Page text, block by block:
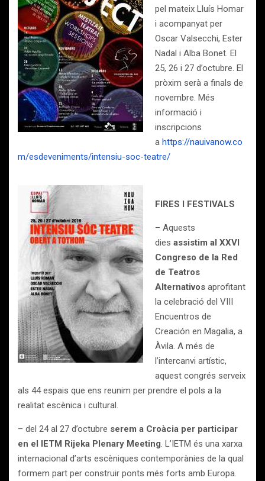
pel mateix Lluís Homar
i acompanyat per
Oscar Valsecchi, Ester
Nadal i Alba Bonet. El
25, 26 i 27 d’octubre. El
pròxim serà a finals de
novembre. Més
informació i
inscripcions
a https://nauivanow.co
m/esdeveniments/intensiu-soc-teatre/
FIRES I FESTIVALS
– Aquests
dies assistim al XXVI
Congreso de la Red
de Teatros
Alternativos aprofitant
la celebració del VIII
Encuentros de
Creación en Magalia, a
Àvila. A més de
l’intercanvi artístic,
aquest congrés serveix
als 44 espais que ens reunim per prendre el pols a la
realitat escènica i cultural.
– del 24 al 27 d’octubre serem a Croàcia per participar
en el IETM Rijeka Plenary Meeting. L’IETM és una xarxa
internacional d’arts escèniques contemporànies de la qual
formem part per construir ponts més forts amb Europa.